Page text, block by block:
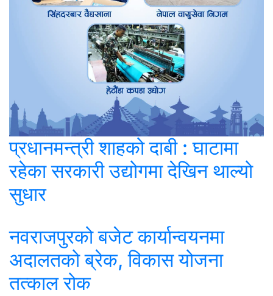
प्रधानमन्त्री शाहको दाबी : घाटामा
रहेका सरकारी उद्योगमा देखिन थाल्यो
सुधार
नवराजपुरको बजेट कार्यान्वयनमा
अदालतको ब्रेक, विकास योजना
तत्काल रोक